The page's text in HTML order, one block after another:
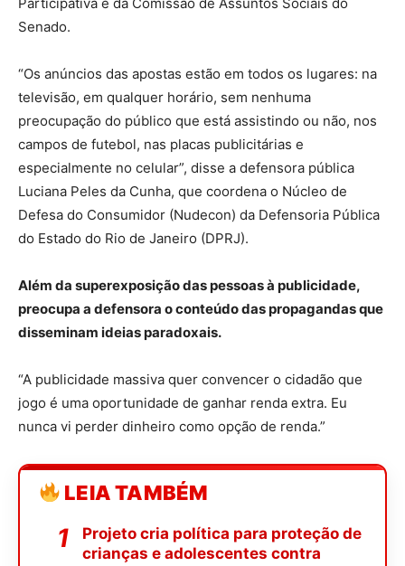
Senado.
“Os anúncios das apostas estão em todos os lugares: na
televisão, em qualquer horário, sem nenhuma
preocupação do público que está assistindo ou não, nos
campos de futebol, nas placas publicitárias e
especialmente no celular”, disse a defensora pública
Luciana Peles da Cunha, que coordena o Núcleo de
Defesa do Consumidor (Nudecon) da Defensoria Pública
do Estado do Rio de Janeiro (DPRJ).
Além da superexposição das pessoas à publicidade,
preocupa a defensora o conteúdo das propagandas que
disseminam ideias paradoxais.
“A publicidade massiva quer convencer o cidadão que
jogo é uma oportunidade de ganhar renda extra. Eu
nunca vi perder dinheiro como opção de renda.”
LEIA TAMBÉM
Projeto cria política para proteção de
crianças e adolescentes contra